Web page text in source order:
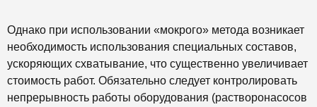
Однако при использовании «мокрого» метода возникает
необходимость использования специальных составов,
ускоряющих схватывание, что существенно увеличивает
стоимость работ. Обязательно следует контролировать
непрерывность работы оборудования (растворонасосов